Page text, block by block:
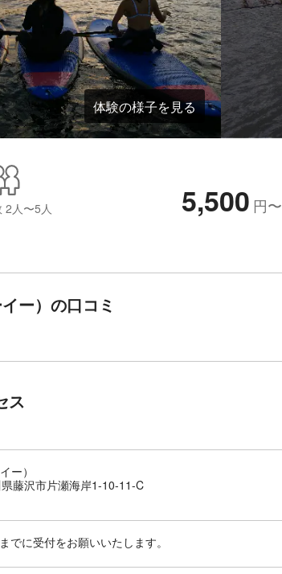
体験の様子を見る
2人〜5人 5,500 円〜
ー）の口コミ
ス
ー）
藤沢市片瀬海岸1-10-11-C
でに受付をお願いいたします。